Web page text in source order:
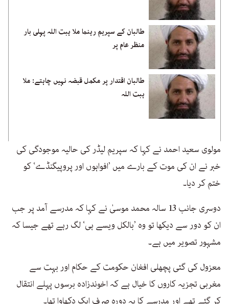
طالبان کے سپریم رہنما ملا ہبت اللہ پہلی بار
منظر عام پر
طالبان اقتدار پر مکمل قبضہ نہیں چاہتے: ملا
ہبت اللہ
مولوی سعید احمد نے کہا کہ سپریم لیڈر کی حالیہ موجودگی کی
خبر نے ان کی موت کے بارے میں ’افواہوں اور پروپیگنڈے‘ کو
ختم کر دیا۔
دوسری جانب 13 سالہ محمد موسیٰ نے کہا کہ مدرسے آمد پر جب
ان کو دور سے دیکھا تو وہ ’بالکل ویسے ہی‘ لگ رہے تھے جیسا کہ
مشہور تصویر میں ہے۔
معزول کی گئی پچھلی افغان حکومت کے حکام اور بہت سے
مغربی تجزیہ کاروں کا خیال ہے کہ اخوندزادہ برسوں پہلے انتقال
کر گئے تھے اور مدرسے کا یہ دورہ صرف ایک دکھاوا تھا۔